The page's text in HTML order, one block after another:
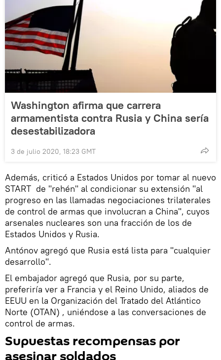
Washington afirma que carrera
armamentista contra Rusia y China sería
desestabilizadora
3 de julio 2020, 18:23 GMT
Además, criticó a Estados Unidos por tomar al nuevo
START de "rehén" al condicionar su extensión "al
progreso en las llamadas negociaciones trilaterales
de control de armas que involucran a China", cuyos
arsenales nucleares son una fracción de los de
Estados Unidos y Rusia.
Antónov agregó que Rusia está lista para "cualquier
desarrollo".
El embajador agregó que Rusia, por su parte,
preferiría ver a Francia y el Reino Unido, aliados de
EEUU en la Organización del Tratado del Atlántico
Norte (OTAN) , uniéndose a las conversaciones de
control de armas.
Supuestas recompensas por